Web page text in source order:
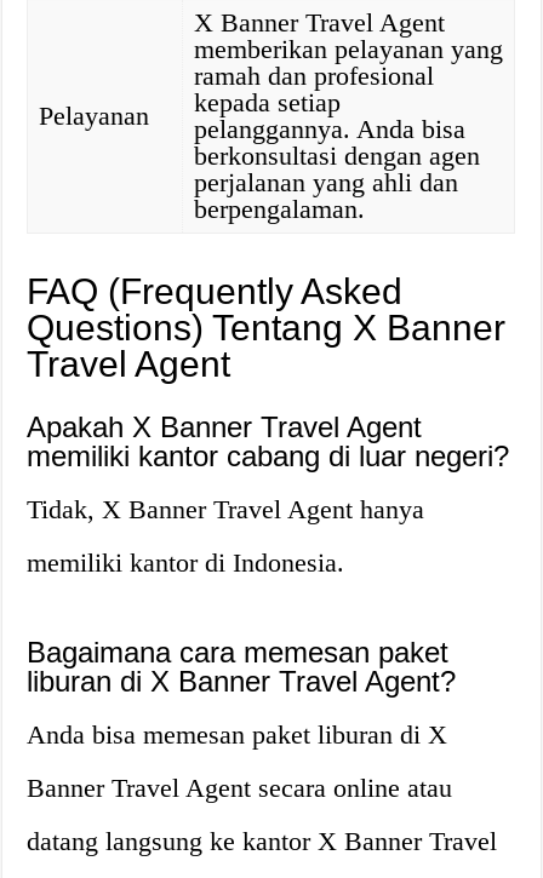
Pelayanan
X Banner Travel Agent
memberikan pelayanan yang
ramah dan profesional
kepada setiap
pelanggannya. Anda bisa
berkonsultasi dengan agen
perjalanan yang ahli dan
berpengalaman.
FAQ (Frequently Asked
Questions) Tentang X Banner
Travel Agent
Apakah X Banner Travel Agent
memiliki kantor cabang di luar negeri?
Tidak, X Banner Travel Agent hanya
memiliki kantor di Indonesia.
Bagaimana cara memesan paket
liburan di X Banner Travel Agent?
Anda bisa memesan paket liburan di X
Banner Travel Agent secara online atau
datang langsung ke kantor X Banner Travel